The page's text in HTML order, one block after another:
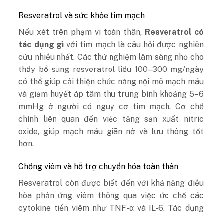
Resveratrol và sức khỏe tim mạch
Nếu xét trên phạm vi toàn thân, Resveratrol có
tác dụng gìvới tim mạch là câu hỏi được nghiên
cứu nhiều nhất. Các thử nghiệm lâm sàng nhỏ cho
thấy bổ sung resveratrol liều 100–300 mg/ngày
có thể giúp cải thiện chức năng nội mô mạch máu
và giảm huyết áp tâm thu trung bình khoảng 5–6
mmHg ở người có nguy cơ tim mạch. Cơ chế
chính liên quan đến việc tăng sản xuất nitric
oxide, giúp mạch máu giãn nở và lưu thông tốt
hơn.
Chống viêm và hỗ trợ chuyển hóa toàn thân
Resveratrol còn được biết đến với khả năng điều
hòa phản ứng viêm thông qua việc ức chế các
cytokine tiền viêm như TNF-α và IL-6. Tác dụng